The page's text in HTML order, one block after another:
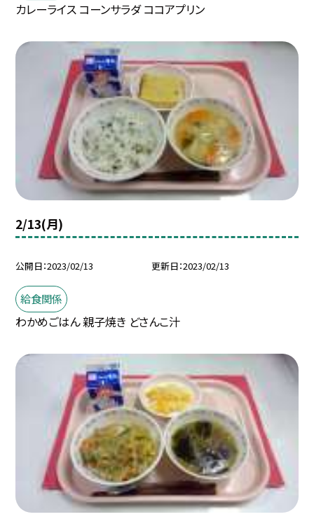
カレーライス コーンサラダ ココアプリン
2/13(月)
公開日 2023/02/13 更新日 2023/02/13
給食関係
わかめごはん 親子焼き どさんこ汁